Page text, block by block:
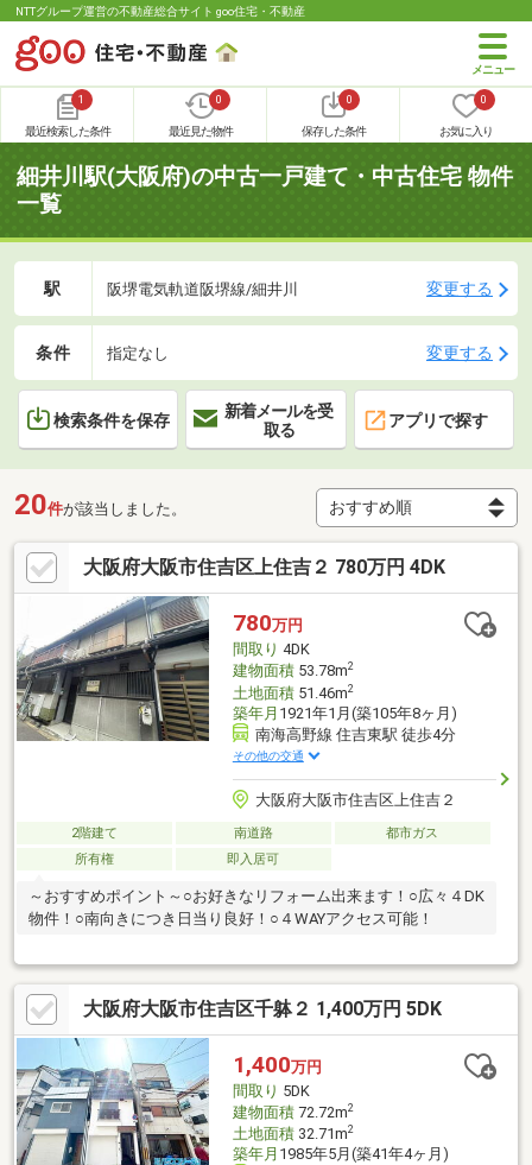
NTTグループ運営の不動産総合サイト goo住宅・不動産
1
最近検索した条件
0
最近見た物件
0
保存した条件
0
お気に入り
細井川駅(大阪府)の中古一戸建て・中古住宅 物件
一覧
駅 阪堺電気軌道阪堺線/細井川 変更する
条件 指定なし 変更する
検索条件を保存
新着メールを受
取る
アプリで探す
20件が該当しました。
大阪府大阪市住吉区上住吉２ 780万円 4DK
780万円
間取り 4DK
建物面積53.78m2
土地面積51.46m2
築年月 1921年1月(築105年8ヶ月)
南海高野線 住吉東駅 徒歩4分
その他の交通
大阪府大阪市住吉区上住吉２
2階建て 南道路
都市ガス
所有権
即入居可
～おすすめポイント～○お好きなリフォーム出来ます！○広々４DK
物件！○南向きにつき日当り良好！○４WAYアクセス可能！
大阪府大阪市住吉区千躰２ 1,400万円 5DK
1,400万円
間取り 5DK
建物面積72.72m2
土地面積32.71m2
築年月 1985年5月(築41年4ヶ月)